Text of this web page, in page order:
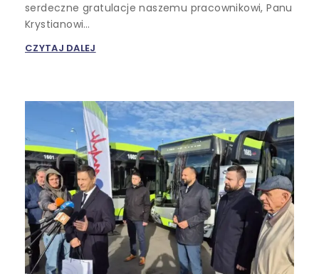
serdeczne gratulacje naszemu pracownikowi, Panu
Krystianowi…
CZYTAJ DALEJ